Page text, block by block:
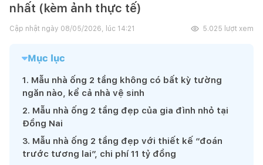
nhất (kèm ảnh thực tế)
Cập nhật ngày 08/05/2026, lúc 14:21 5.025 lượt xem
Mục lục
1. Mẫu nhà ống 2 tầng không có bất kỳ tường
ngăn nào, kể cả nhà vệ sinh
2. Mẫu nhà ống 2 tầng đẹp của gia đình nhỏ tại
Đồng Nai
3. Mẫu nhà ống 2 tầng đẹp với thiết kế “đoán
trước tương lai”, chi phí 11 tỷ đồng